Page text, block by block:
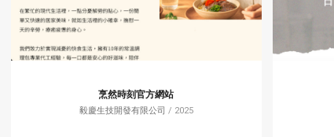
烹然時刻官方網站
毅慶生技開發有限公司 / 2025